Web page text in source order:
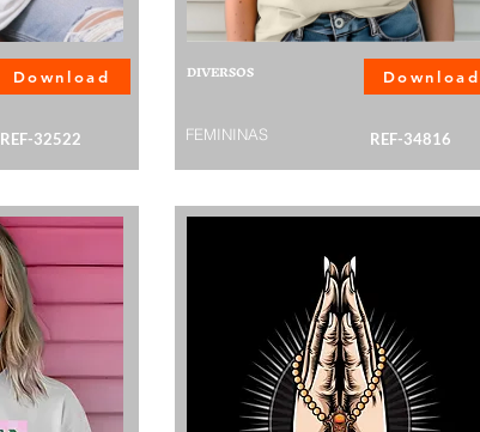
Download
REF-32522
DIVERSOS Download
FEMININAS REF-34816